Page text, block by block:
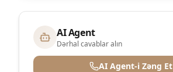
AI Agent
Dərhal cavablar alın
AI Agent-i Zəng Et